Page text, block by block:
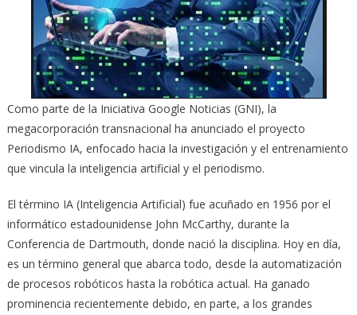
Como parte de la Iniciativa Google Noticias (GNI), la
megacorporación transnacional ha anunciado el proyecto
Periodismo IA, enfocado hacia la investigación y el entrenamiento
que vincula la inteligencia artificial y el periodismo.
El término IA (Inteligencia Artificial) fue acuñado en 1956 por el
informático estadounidense John McCarthy, durante la
Conferencia de Dartmouth, donde nació la disciplina. Hoy en día,
es un término general que abarca todo, desde la automatización
de procesos robóticos hasta la robótica actual. Ha ganado
prominencia recientemente debido, en parte, a los grandes